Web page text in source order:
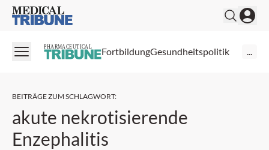
Medical Tribune
PHARMACEUTICAL FortbildungGesundheitspolitik ...
BEITRÄGE ZUM SCHLAGWORT:
akute nekrotisierende
Enzephalitis